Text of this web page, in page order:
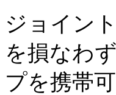
ジョイン
を損なわ
プを携帯